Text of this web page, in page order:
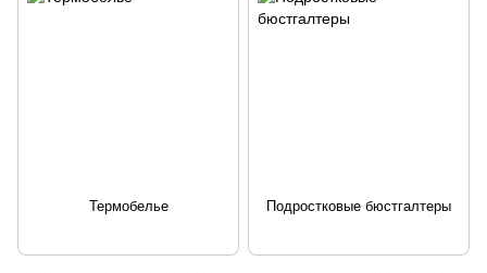
Термобелье Подростковые бюстгалтеры